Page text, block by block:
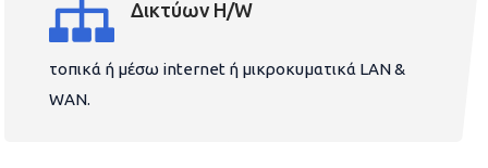
Δικτύων H/W
τοπικά ή μέσω internet ή μικροκυματικά LAN &
WAN.